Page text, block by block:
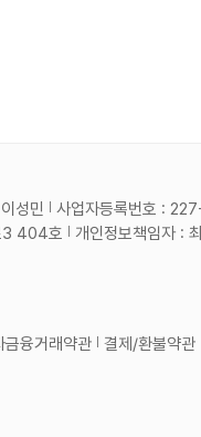
성민 사업자등록번호 :
3 404호
개인정보책임자 :
금융거래약관 결제/환불약관